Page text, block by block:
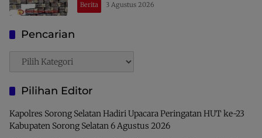
Berita 3 Agustus 2026
Pencarian
Pencarian
Pilihan Editor
Kapolres Sorong Selatan Hadiri Upacara Peringatan HUT ke-23
Kabupaten Sorong Selatan6 Agustus 2026